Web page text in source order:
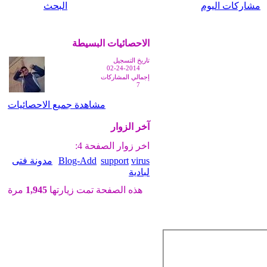
مشاركات اليوم البحث
الاحصائيات البسيطة
تاريخ التسجيل
02-24-2014
إجمالي المشاركات
7
مشاهدة جميع الاحصائيات
آخر الزوار
اخر زوار الصفحة 4:
Blog-Add support virus
مدونة فتى
لبادية
هذه الصفحة تمت زيارتها 1,945 مرة